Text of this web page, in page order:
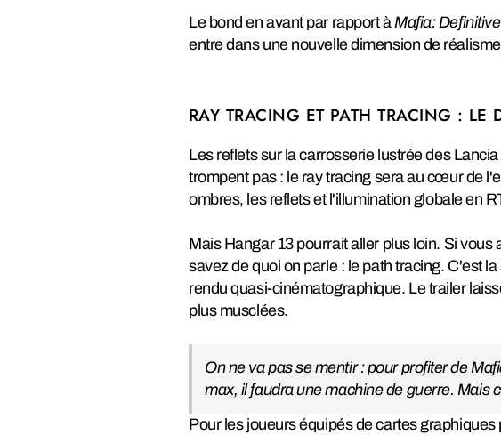
Le bond en avant par rapport àMafia:
entre dans une nouvelle dimension de
RAY TRACING ET PATH TRACING : LE
Les reflets sur la carrosserie lustrée des
trompent pas : le ray tracing sera au cœur de
ombres, les reflets et l'illumination globale en
Mais Hangar 13 pourrait aller plus loin. Si vous
savez de quoi on parle : le path tracing. C'est
rendu quasi-cinématographique. Le trailer
plus musclées.
On ne va pas se mentir : pour profiter de
max, il faudra une machine de guerre. Mais
Pour les joueurs équipés de cartes